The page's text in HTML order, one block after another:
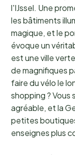
l'IJssel. Une
les bâtiments
magique, et le
évoque un
est une ville
de magnifiques
faire du vélo le
shopping ? Vous
agréable, et la
petites
enseignes plus